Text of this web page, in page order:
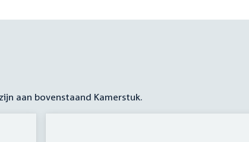
aan bovenstaand Kamerstuk.